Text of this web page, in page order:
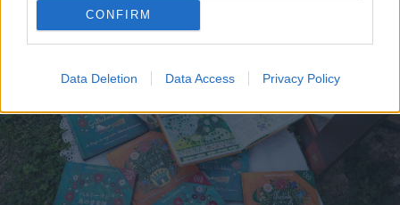
CONFIRM
Data Deletion Data Access Privacy Policy